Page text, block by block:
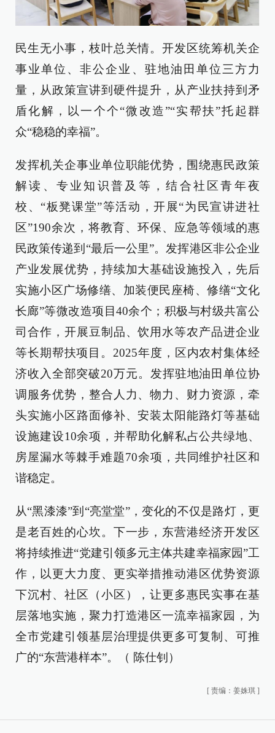
民生无小事，枝叶总关情。开发区统筹机关企
事业单位、非公企业、驻地油田单位三方力
量，从政策宣讲到硬件提升，从产业扶持到矛
盾化解，以一个个“微改造”“实帮扶”托起群
众“稳稳的幸福”。
发挥机关企事业单位职能优势，围绕惠民政策
解读、专业知识普及等，结合社区青年夜
校、“板凳课堂”等活动，开展“为民宣讲进社
区”190余次，将教育、环保、应急等领域的惠
民政策传递到“最后一公里”。发挥港区非公企业
产业发展优势，持续加大基础设施投入，先后
实施小区广场修缮、加装便民座椅、修缮“文化
长廊”等微改造项目40余个；积极与村级共富公
司合作，开展豆制品、饮用水等农产品进企业
等长期帮扶项目。2025年度，区内农村集体经
济收入全部突破20万元。发挥驻地油田单位协
调服务优势，整合人力、物力、财力资源，牵
头实施小区路面修补、安装太阳能路灯等基础
设施建设10余项，并帮助化解私占公共绿地、
房屋漏水等棘手难题70余项，共同维护社区和
谐稳定。
从“黑漆漆”到“亮堂堂”，变化的不仅是路灯，更
是老百姓的心坎。下一步，东营港经济开发区
将持续推进“党建引领多元主体共建幸福家园”工
作，以更大力度、更实举措推动港区优势资源
下沉村、社区（小区），让更多惠民实事在基
层落地实施，聚力打造港区一流幸福家园，为
全市党建引领基层治理提供更多可复制、可推
广的“东营港样本”。（ 陈仕钊）
[ 责编：姜姝琪 ]